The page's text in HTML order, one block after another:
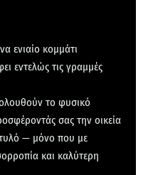
ενιαίο κομμάτι
εντελώς τις γραμμές
το φυσικό
σας την οικεία
— μόνο που με
και καλύτερη